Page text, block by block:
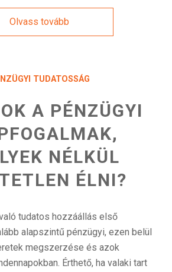
Olvass tovább
TUDATOSSÁG
A PÉNZÜGYI
NÉLKÜL
ÉLNI?
tudatos hozzáállás első
alapszintű pénzügyi, ezen belül
megszerzése és azok
Érthető, ha valaki tart